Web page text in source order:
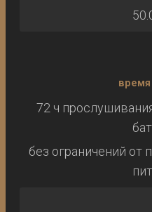
72 ч
без ограничений от